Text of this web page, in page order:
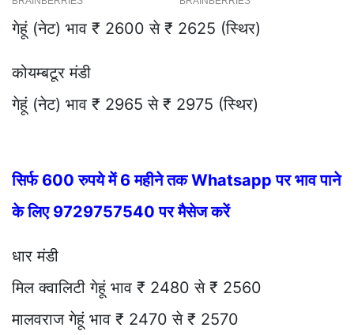
गेहूं (नेट) भाव ₹ 2600 से ₹ 2625 (स्थिर)
कोयम्बटूर मंडी
गेहूं (नेट) भाव ₹ 2965 से ₹ 2975 (स्थिर)
सिर्फ 600 रुपये में 6 महीने तक Whatsapp पर भाव पाने
के लिए 9729757540 पर मैसेज करें
धार मंडी
मिल क्वालिटी गेहूं भाव ₹ 2480 से ₹ 2560
मालवराज गेहूं भाव ₹ 2470 से ₹ 2570